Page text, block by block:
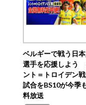
ベルギーで戦う日本
選手を応援しよう
ント＝トロイデン
試合をBS10が今季
料放送